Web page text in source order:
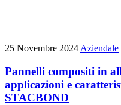
25 Novembre 2024 Aziendale
Pannelli compositi in
applicazioni e
STACBOND